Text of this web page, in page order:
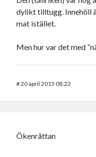
dylikt tilltugg. Innehöll
mat istället.
Men hur var det med
#20 april 2015 08:22
Ökenråttan